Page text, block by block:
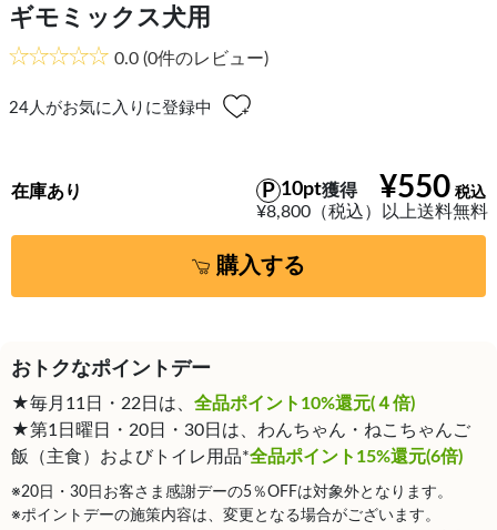
ギモミックス犬用
0.0 (0件のレビュー)
24 人がお気に入りに登録中
¥550
10pt獲得
¥8,800（税込）以上送料無料
在庫あり
購入する
おトクなポイントデー
★毎月11日・22日は、 全品ポイント10%還元(４倍)
★第1日曜日・20日・30日は、わんちゃん・ねこちゃんご
飯（主食）およびトイレ用品*全品ポイント15%還元(6倍)
※20日・30日お客さま感謝デーの5％OFFは対象外となります。
※ポイントデーの施策内容は、変更となる場合がございます。